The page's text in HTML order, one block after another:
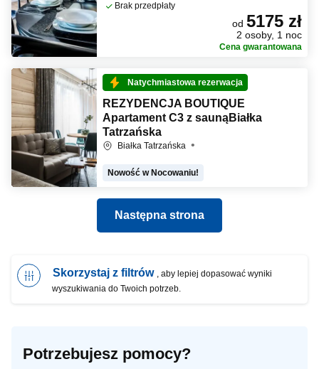
Brak przedpłaty
od 5175 zł
2 osoby, 1 noc
Cena gwarantowana
Natychmiastowa rezerwacja
REZYDENCJA BOUTIQUE
Apartament C3 z saunąBiałka
Tatrzańska
Białka Tatrzańska
Nowość w Nocowaniu!
Następna strona
Skorzystaj z filtrów , aby lepiej dopasować wyniki
wyszukiwania do Twoich potrzeb.
Potrzebujesz pomocy?